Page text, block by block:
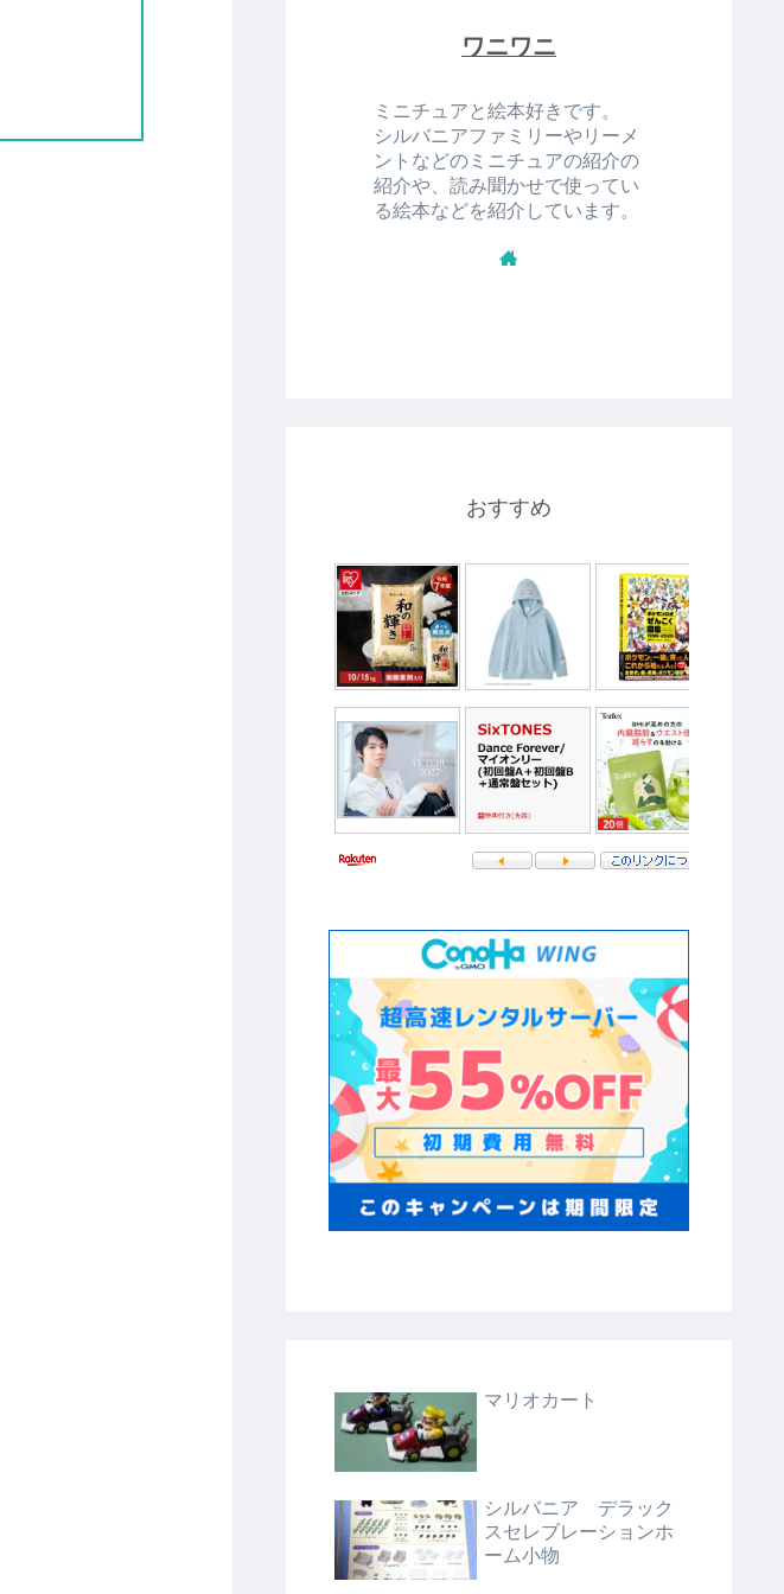
ワニワニ
ミニチュアと絵本好きです。
シルバニアファミリーやリーメ
ントなどのミニチュアの紹介の
紹介や、読み聞かせで使ってい
る絵本などを紹介しています。
おすすめ
マリオカート
シルバニア デラック
スセレブレーションホ
ーム小物